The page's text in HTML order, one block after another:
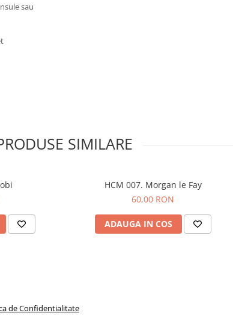
sau
SIMILARE
HCM 007. Morgan le Fay
60,00 RON
ADAUGA IN COS
de Confidentialitate